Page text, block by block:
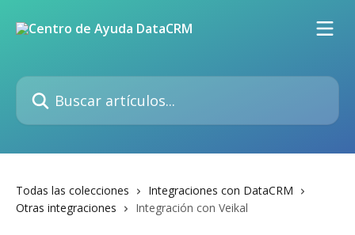
Buscar artículos...
Todas las colecciones
Integraciones con DataCRM
Otras integraciones
Integración con Veikal